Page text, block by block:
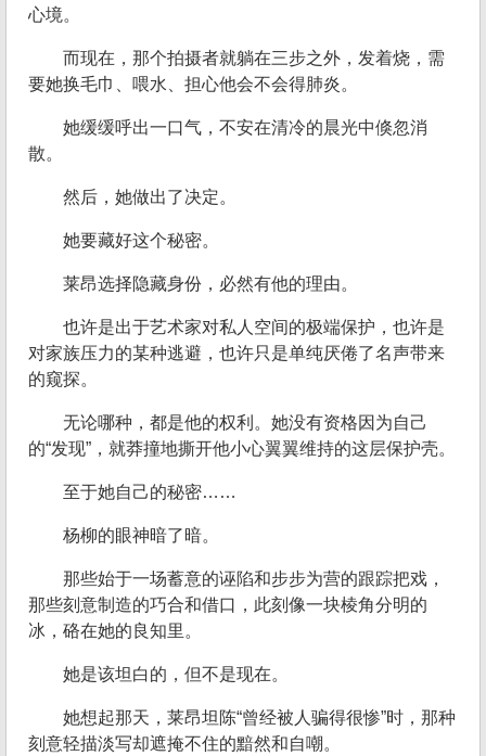
心境。
而现在，那个拍摄者就躺在三步之外，发着烧，需
要她换毛巾、喂水、担心他会不会得肺炎。
她缓缓呼出一口气，不安在清冷的晨光中倏忽消
散。
然后，她做出了决定。
她要藏好这个秘密。
莱昂选择隐藏身份，必然有他的理由。
也许是出于艺术家对私人空间的极端保护，也许是
对家族压力的某种逃避，也许只是单纯厌倦了名声带来
的窥探。
无论哪种，都是他的权利。她没有资格因为自己
的“发现”，就莽撞地撕开他小心翼翼维持的这层保护壳。
至于她自己的秘密……
杨柳的眼神暗了暗。
那些始于一场蓄意的诬陷和步步为营的跟踪把戏，
那些刻意制造的巧合和借口，此刻像一块棱角分明的
冰，硌在她的良知里。
她是该坦白的，但不是现在。
她想起那天，莱昂坦陈“曾经被人骗得很惨”时，那种
刻意轻描淡写却遮掩不住的黯然和自嘲。